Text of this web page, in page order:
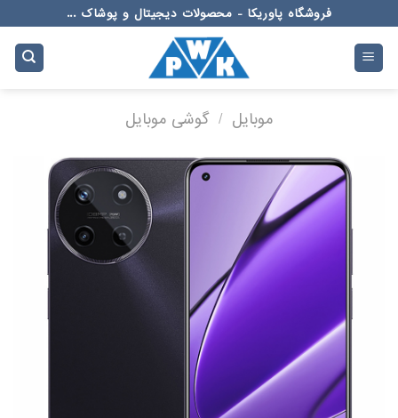
to
content
فروشگاه پاوریکا - محصولات دیجیتال و پوشاک ...
موبایل / گوشی موبایل